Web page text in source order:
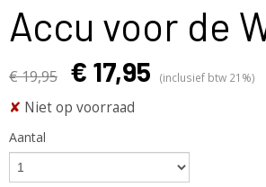
Accu voor de
€ 19,95 € 17,95 (inclusief btw 21%)
✘ Niet op voorraad
Aantal